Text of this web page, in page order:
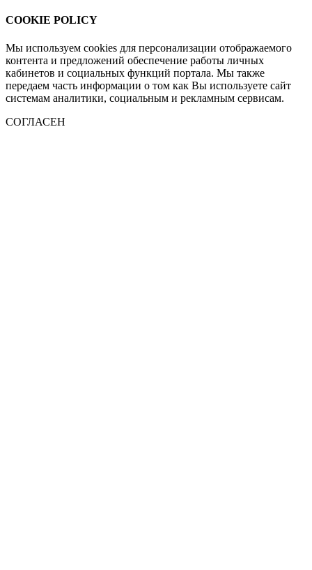
COOKIE POLICY
Мы используем cookies для персонализации отображаемого
контента и предложений обеспечение работы личных
кабинетов и социальных функций портала. Мы также
передаем часть информации о том как Вы используете сайт
системам аналитики, социальным и рекламным сервисам.
СОГЛАСЕН